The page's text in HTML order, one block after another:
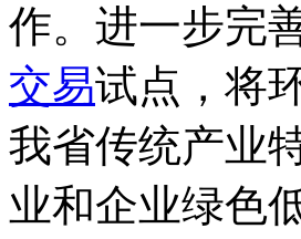
作。进一步完
交易试点，将
我省传统产业
业和企业绿色